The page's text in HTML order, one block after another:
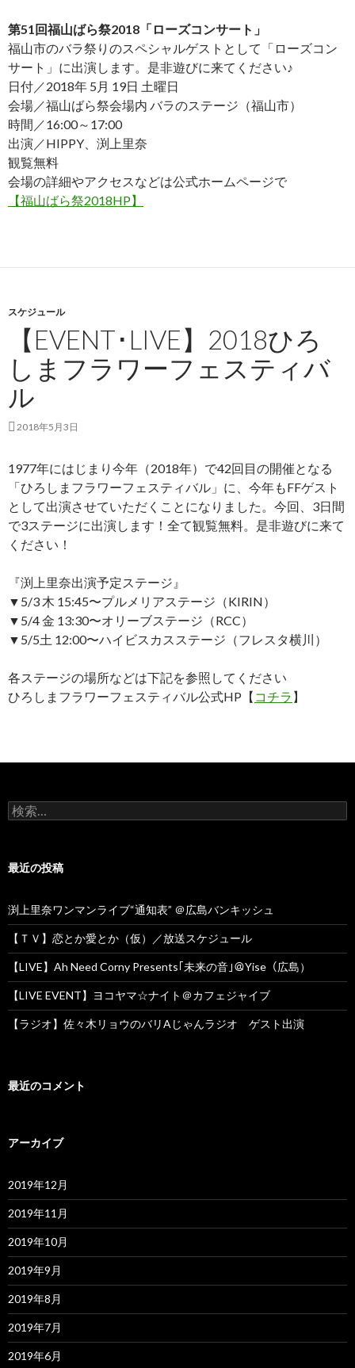
第51回福山ばら祭2018「ローズコンサート」
福山市のバラ祭りのスペシャルゲストとして「ローズコン
サート」に出演します。是非遊びに来てください♪
日付／2018年 5月 19日 土曜日
会場／福山ばら祭会場内 バラのステージ（福山市）
時間／16:00～17:00
出演／HIPPY、渕上里奈
観覧無料
会場の詳細やアクセスなどは公式ホームページで
【福山ばら祭2018HP】
スケジュール
【EVENT･LIVE】2018ひろ
しまフラワーフェスティバ
ル
2018年5月3日
1977年にはじまり今年（2018年）で42回目の開催となる
「ひろしまフラワーフェスティバル」に、今年もFFゲスト
として出演させていただくことになりました。今回、3日間
で3ステージに出演します！全て観覧無料。是非遊びに来て
ください！
『渕上里奈出演予定ステージ』
▼5/3 木 15:45〜プルメリアステージ（KIRIN）
▼5/4 金 13:30〜オリーブステージ（RCC）
▼5/5土 12:00〜ハイビスカスステージ（フレスタ横川）
各ステージの場所などは下記を参照してください
ひろしまフラワーフェスティバル公式HP【 コチラ 】
検
索
最近の投稿
渕上里奈ワンマンライブ“通知表” ＠広島バンキッシュ
【ＴＶ】恋とか愛とか（仮）／放送スケジュール
【LIVE】Ah Need Corny Presents｢未来の音｣＠Yise（広島）
【LIVE EVENT】ヨコヤマ☆ナイト＠カフェジャイブ
【ラジオ】佐々木リョウのバリAじゃんラジオ ゲスト出演
最近のコメント
アーカイブ
2019年12月
2019年11月
2019年10月
2019年9月
2019年8月
2019年7月
2019年6月